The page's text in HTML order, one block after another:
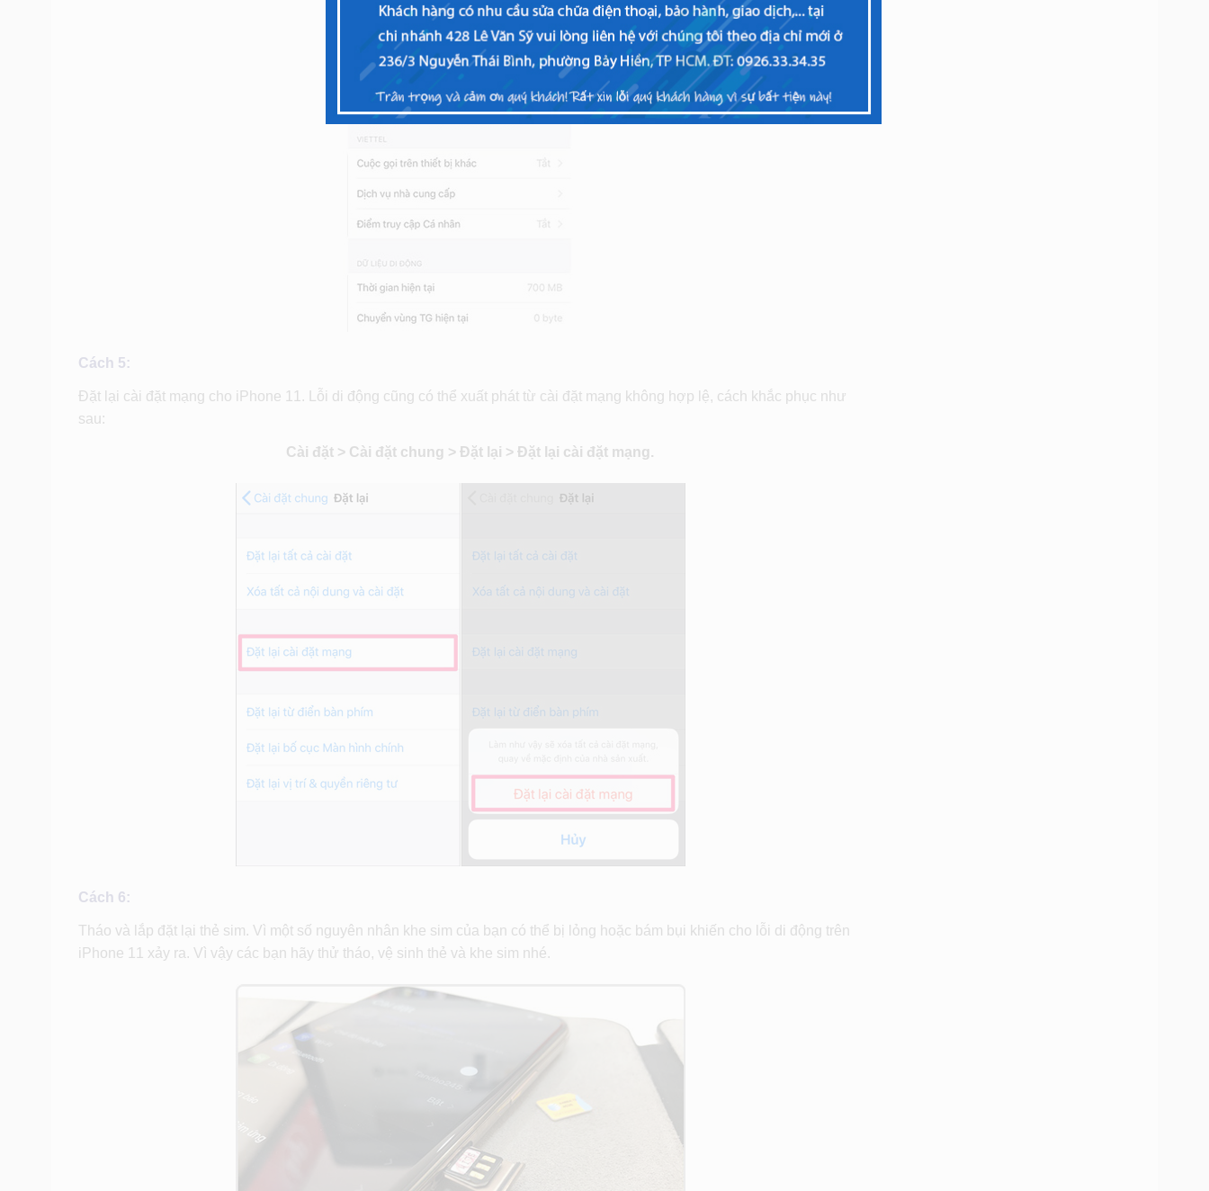
Cách 5:
Đặt lại cài đặt mạng cho iPhone 11. Lỗi di động cũng có thể xuất phát từ cài đặt mạng không hợp lệ, cách khắc phục như
sau:
Cài đặt > Cài đặt chung > Đặt lại > Đặt lại cài đặt mạng.
Cách 6:
Tháo và lắp đặt lại thẻ sim. Vì một số nguyên nhân khe sim của bạn có thể bị lỏng hoặc bám bụi khiến cho lỗi di động trên
iPhone 11 xảy ra. Vì vậy các bạn hãy thử tháo, vệ sinh thẻ và khe sim nhé.